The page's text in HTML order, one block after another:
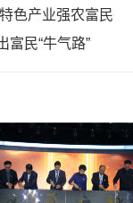
色产业强农富民
富民“牛气路”